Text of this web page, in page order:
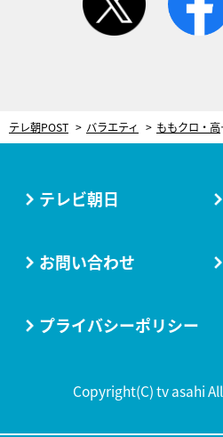
テレ朝POST バラエティ ももクロ・高
テレビ朝日
お問い合わせ
プライバシーポリシー
Copyright(C) tv asahi